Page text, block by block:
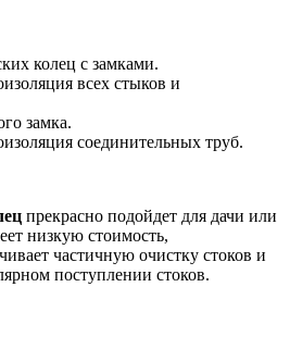
колец с замками.
всех стыков и
замка.
соединительных труб.
прекрасно подойдет для дачи или
низкую стоимость,
частичную очистку стоков и
поступлении стоков.